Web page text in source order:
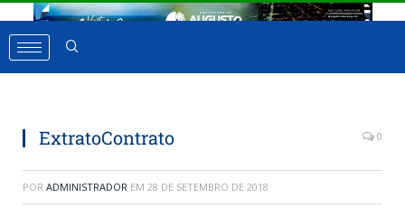
ExtratoContrato 0
POR ADMINISTRADOR EM 28 DE SETEMBRO DE 2018